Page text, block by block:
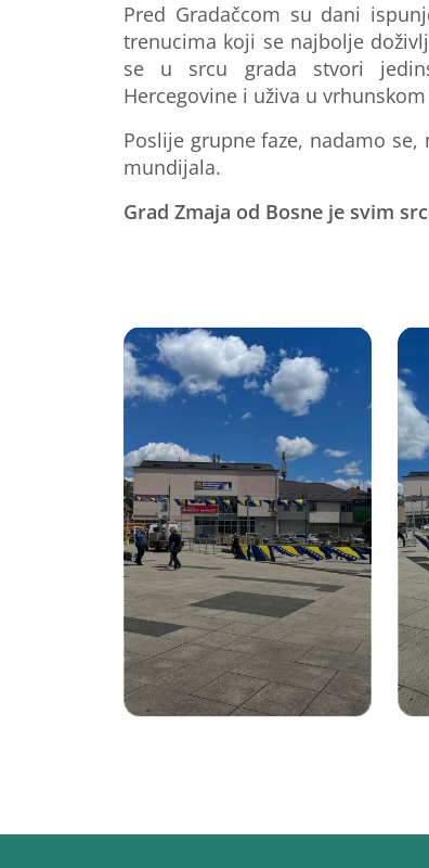
Pred Gradačcom su dani
trenucima koji se najbolje
se u srcu grada stvori
Hercegovine i uživa u
Poslije grupne faze, nadamo
mundijala.
Grad Zmaja od Bosne je svim